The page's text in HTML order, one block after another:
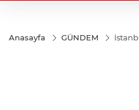
Anasayfa GÜNDEM